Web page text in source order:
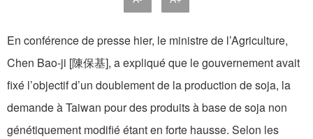
En conférence de presse hier, le ministre de l’Agriculture,
Chen Bao-ji [陳保基], a expliqué que le gouvernement avait
fixé l’objectif d’un doublement de la production de soja, la
demande à Taiwan pour des produits à base de soja non
génétiquement modifié étant en forte hausse. Selon les